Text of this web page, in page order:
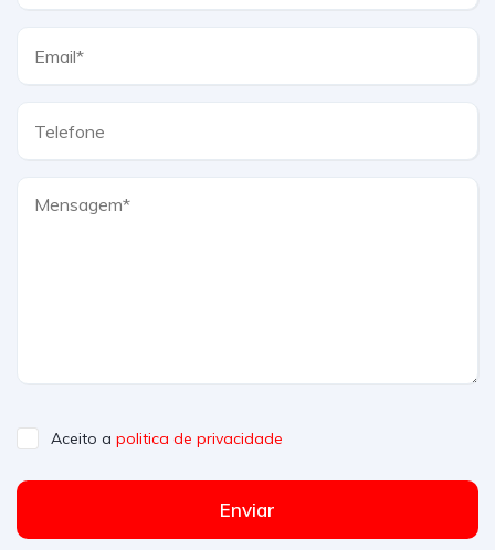
Aceito a politica de privacidade
Enviar